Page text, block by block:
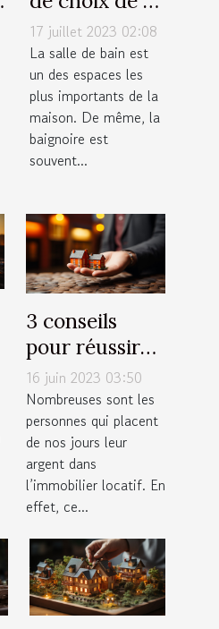
baignoire de
salle de bain
17 juillet 2023 02:08
La salle de bain est
un des espaces les
plus importants de la
maison. De même, la
baignoire est
souvent...
3 conseils
pour réussir
votre
investissement
locatif
16 juin 2023 03:50
Nombreuses sont les
personnes qui placent
de nos jours leur
argent dans
l’immobilier locatif. En
effet, ce...